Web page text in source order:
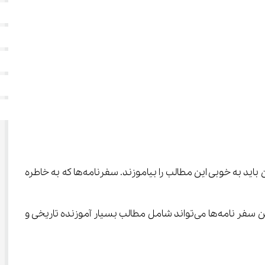
در فصل چهارم کتاب ادبیات ۳ آورده شده است و شامل مفاهیم و نکته‌های زیادی است که دانش آموزان باید به خوبی این مطالب را بیاموزند. سفرنامه‌ها که به خاطره
در این زندگی نامه‌ها افراد سعی می‌کنند با شرح خاطرات و گزارش احوالشان و نیز رخدادهای زمان خود یک متن مستند تهیه کنند. این سفر نامه‌ها می‌تواند شامل مطالب بسیار آموزنده تاریخی و